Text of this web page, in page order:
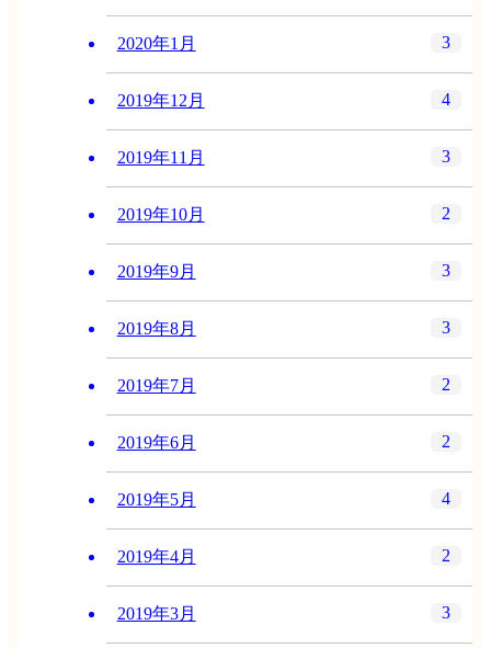
2020年1月 3
2019年12月 4
2019年11月 3
2019年10月 2
2019年9月 3
2019年8月 3
2019年7月 2
2019年6月 2
2019年5月 4
2019年4月 2
2019年3月 3